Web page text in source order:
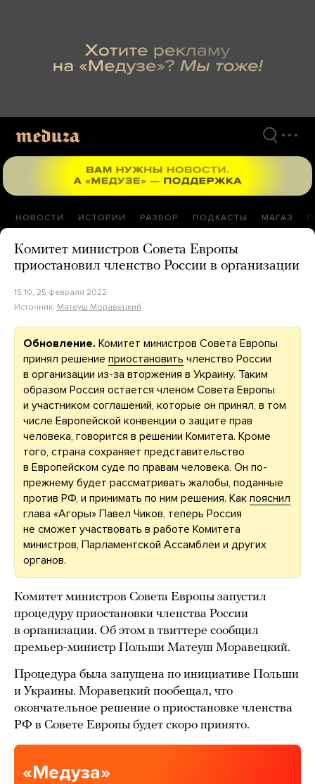
НОВОСТИ ИСТОРИИ РАЗБОР ПОДКАСТЫ МАГАЗ
Комитет министров Совета Европы
приостановил членство России в организации
15:10, 25 февраля 2022
Источник: Матеуш Моравецкий
Обновление. Комитет министров Совета Европы
принял решение приостановить членство России
в организации из-за вторжения в Украину. Таким
образом Россия остается членом Совета Европы
и участником соглашений, которые он принял, в том
числе Европейской конвенции о защите прав
человека, говорится в решении Комитета. Кроме
того, страна сохраняет представительство
в Европейском суде по правам человека. Он по-
прежнему будет рассматривать жалобы, поданные
против РФ, и принимать по ним решения. Как пояснил
глава «Агоры» Павел Чиков, теперь Россия
не сможет участвовать в работе Комитета
министров, Парламентской Ассамблеи и других
органов.
Комитет министров Совета Европы запустил
процедуру приостановки членства России
в организации. Об этом в твиттере сообщил
премьер-министр Польши Матеуш Моравецкий.
Процедура была запущена по инициативе Польши
и Украины. Моравецкий пообещал, что
окончательное решение о приостановке членства
РФ в Совете Европы будет скоро принято.
«Медуза»